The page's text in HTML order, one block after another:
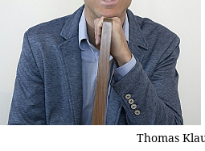
Thomas